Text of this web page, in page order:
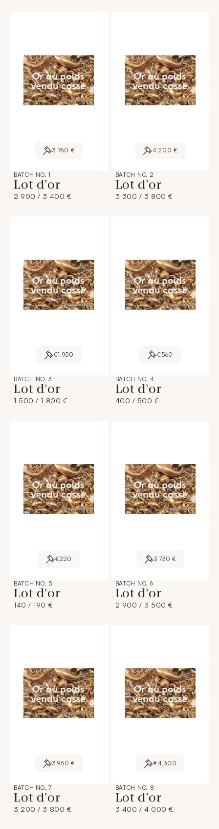
3 760 €
BATCH NO. 1
Lot d'or
2 900 / 3 400 €
4 200 €
BATCH NO. 2
Lot d'or
3 300 / 3 800 €
€1,950
BATCH NO. 3
Lot d'or
1 500 / 1 800 €
€560
BATCH NO. 4
Lot d'or
400 / 500 €
€220
BATCH NO. 5
Lot d'or
140 / 190 €
3 730 €
BATCH NO. 6
Lot d'or
2 900 / 3 500 €
3 950 €
BATCH NO. 7
Lot d'or
3 200 / 3 800 €
€4,300
BATCH NO. 8
Lot d'or
3 400 / 4 000 €